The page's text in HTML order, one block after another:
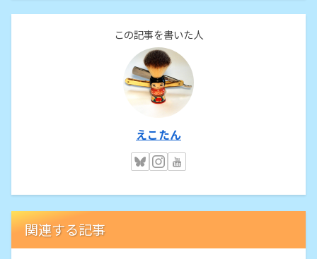
この記事を書いた人
えこたん
関連する記事